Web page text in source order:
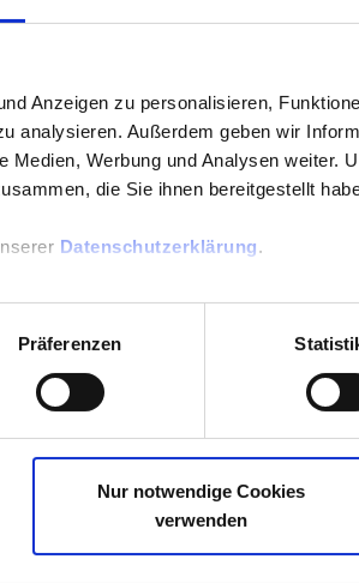
Anzeigen zu personalisieren,
analysieren. Außerdem geben wir
Medien, Werbung und Analysen weiter.
die Sie ihnen bereitgestellt
Datenschutzerklärung.
Präferenzen
Nur notwendige Cookies
verwenden
im Browser-Banking in
verwendet werden: